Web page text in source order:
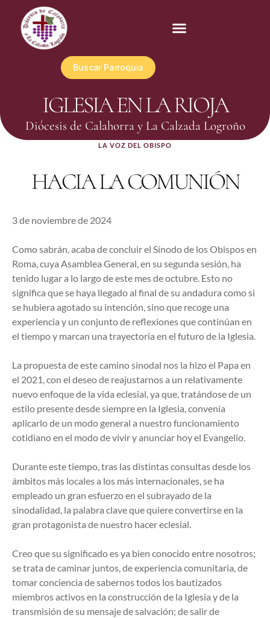
Buscar Parroquia
IGLESIA EN LA RIOJA
Diócesis de Calahorra y La Calzada Logroño
LA VOZ DEL OBISPO
HACIA LA COMUNIÓN
3 de noviembre de 2024
Como sabrán, acaba de concluir el Sínodo de los Obispos en
Roma, cuya Asamblea General, en su segunda sesión, ha
tenido lugar a lo largo de este mes de octubre. Esto no
significa que se haya llegado al final de su andadura como si
se hubiera agotado su intención, sino que recoge una
experiencia y un conjunto de reflexiones que continúan en
el tiempo y marcan una trayectoria en el futuro de la Iglesia.
La propuesta de este camino sinodal nos la hizo el Papa en
el 2021, con el deseo de reajustarnos a un relativamente
nuevo enfoque de la vida eclesial, ya que, tratándose de un
estilo presente desde siempre en la Iglesia, convenía
aplicarlo de un modo general a nuestro funcionamiento
cotidiano en el modo de vivir y anunciar hoy el Evangelio.
Durante este tiempo, tras las distintas consultas desde los
ámbitos más locales a los más internacionales, se ha
empleado un gran esfuerzo en el subrayado de la
sinodalidad, la palabra clave que quiere convertirse en la
gran protagonista de nuestro hacer eclesial.
Creo que su significado es ya bien conocido entre nosotros;
se trata de caminar juntos, de experiencia comunitaria, de
tomar conciencia de sabernos todos los bautizados
miembros activos en la construcción de la Iglesia y de la
transmisión de su mensaje de salvación; de salir de